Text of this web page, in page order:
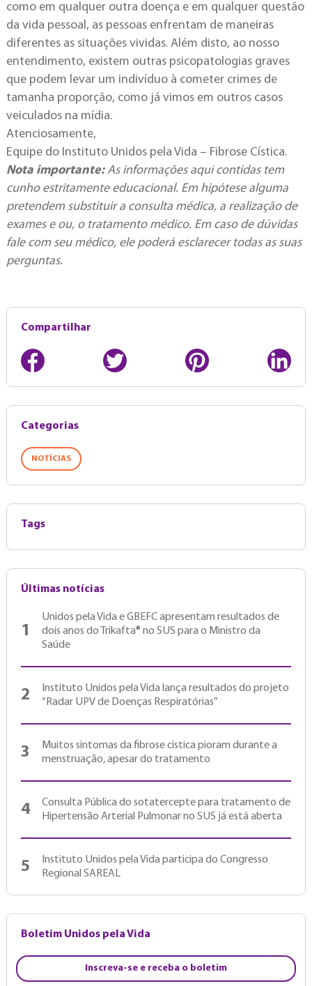
como em qualquer outra doença e em qualquer questão
da vida pessoal, as pessoas enfrentam de maneiras
diferentes as situações vividas. Além disto, ao nosso
entendimento, existem outras psicopatologias graves
que podem levar um indivíduo à cometer crimes de
tamanha proporção, como já vimos em outros casos
veiculados na mídia.
Atenciosamente,
Equipe do Instituto Unidos pela Vida – Fibrose Cística.
Nota importante:As informações aqui contidas tem
cunho estritamente educacional. Em hipótese alguma
pretendem substituir a consulta médica, a realização de
exames e ou, o tratamento médico. Em caso de dúvidas
fale com seu médico, ele poderá esclarecer todas as suas
perguntas.
Compartilhar
Categorias
NOTÍCIAS
Tags
Últimas notícias
1
Unidos pela Vida e GBEFC apresentam resultados de
dois anos do Trikafta® no SUS para o Ministro da
Saúde
2
Instituto Unidos pela Vida lança resultados do projeto
“Radar UPV de Doenças Respiratórias”
3
Muitos sintomas da fibrose cística pioram durante a
menstruação, apesar do tratamento
4
Consulta Pública do sotatercepte para tratamento de
Hipertensão Arterial Pulmonar no SUS já está aberta
5
Instituto Unidos pela Vida participa do Congresso
Regional SAREAL
Boletim Unidos pela Vida
Inscreva-se e receba o boletim